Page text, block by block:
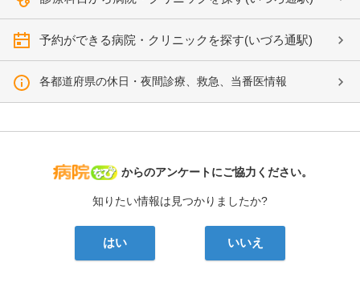
予約ができる病院・クリニックを探す(いづろ通駅)
各都道府県の休日・夜間診療、救急、当番医情報
病院なび
からのアンケートにご協力ください。
知りたい情報は見つかりましたか?
はい いいえ